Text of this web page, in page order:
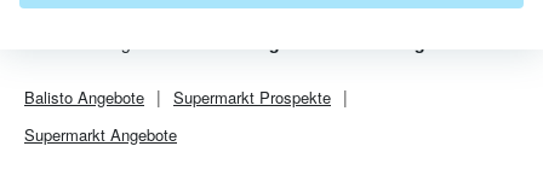
Balisto Angebote Supermarkt Prospekte
Supermarkt Angebote